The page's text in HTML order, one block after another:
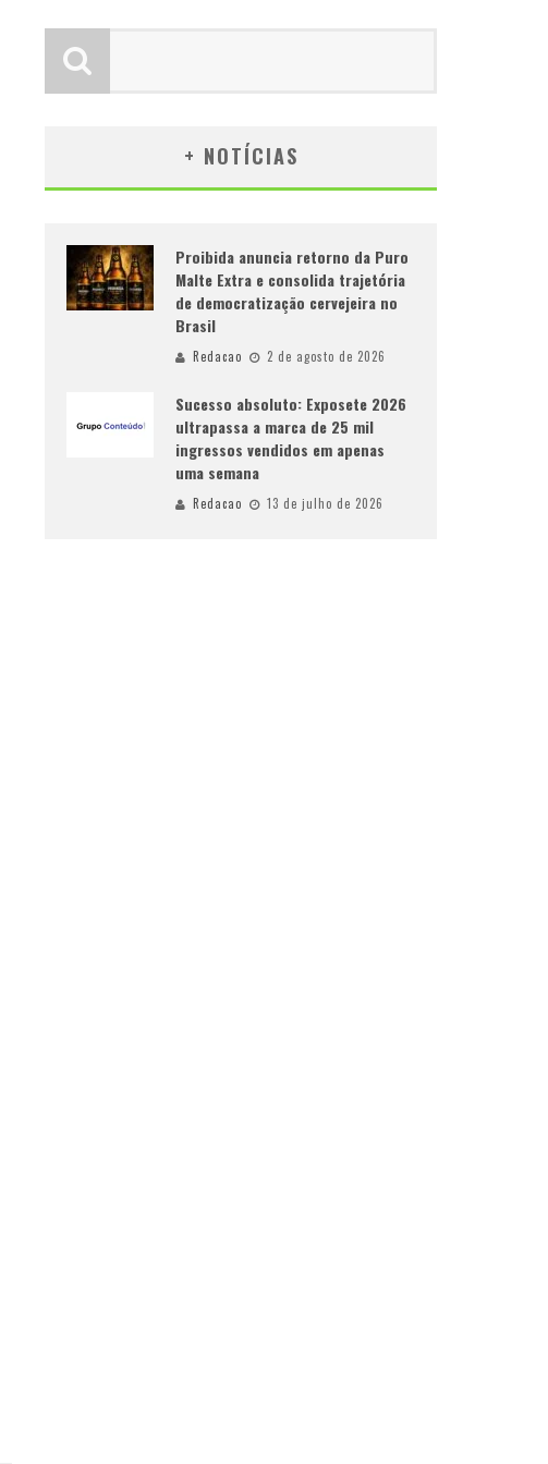
+ NOTÍCIAS
Proibida anuncia retorno da Puro
Malte Extra e consolida trajetória
de democratização cervejeira no
Brasil
Redacao 2 de agosto de 2026
Sucesso absoluto: Exposete 2026
ultrapassa a marca de 25 mil
ingressos vendidos em apenas
uma semana
Redacao 13 de julho de 2026